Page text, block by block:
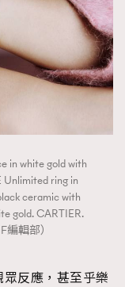
FigaroAesthetic
in white gold with
Unlimited ring in
ceramic with
gold. CARTIER.
輯部）
反應，甚至乎樂